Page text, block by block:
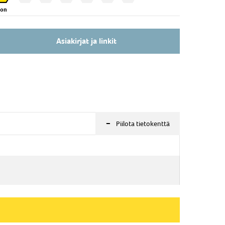
Asiakirjat ja linkit
- Piilota tietokenttä